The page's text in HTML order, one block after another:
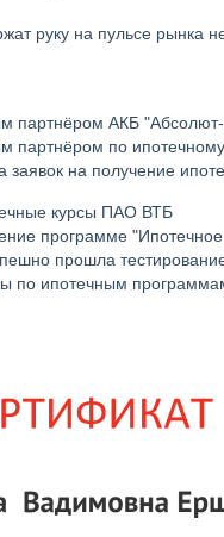
руку на пульсе рынка
партнёром АКБ
партнёром по
заявок на получение
курсы ПАО ВТБ
программе
прошла
по ипотечным